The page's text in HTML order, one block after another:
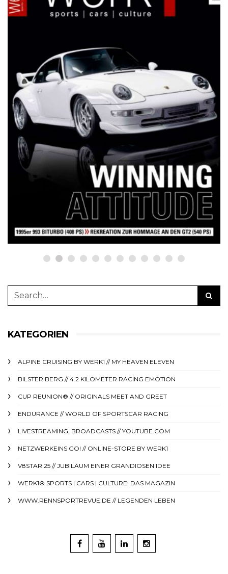
NETZWERKEINS GO! // ONLINE-STORE BY WERK1
12 Jahre werk1® sports | cars |
culture: Bestellen Sie jetzt die
neue Sommerausgabe 01 | 2025
(erscheint am 1. Juli 2025) online
auf netzwerkeins | GO!
23. Juni 2025
KATEGORIEN
ALPINE CRUISING BY WERK1 // MY HEAVEN ELEVEN
BILSTER BERG // 4.2 KILOMETER RACING EMOTION
CUP REUNION® // ORIGINALS MEET AND GREET
ENDURANCE // WORLD OF SPORTSCAR RACING
LIVESTREAMING, BROADCASTS // YOUTUBE.COM
NETZWERKEINS GO! // ONLINE-STORE BY WERK1
V8STAR 25 // JUBILÄUM EINER GRANDIOSEN IDEE
WERK1® SPORTS | CARS | CULTURE: DAS MAGAZIN
WWW.RENNSPORTREVUE.DE // LEGENDEN LEBEN